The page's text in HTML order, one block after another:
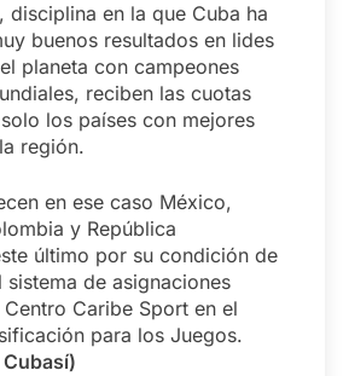
disciplina en la que Cuba ha
buenos resultados en lides
planeta con campeones
reciben las cuotas
los países con mejores
región.
en ese caso México,
y República
último por su condición de
sistema de asignaciones
Caribe Sport en el
para los Juegos.